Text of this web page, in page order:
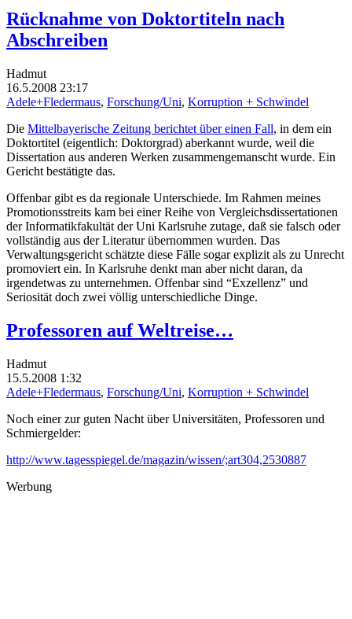
Rücknahme von Doktortiteln nach
Abschreiben
Hadmut
16.5.2008 23:17
Adele+Fledermaus, Forschung/Uni, Korruption + Schwindel
Die Mittelbayerische Zeitung berichtet über einen Fall, in dem ein
Doktortitel (eigentlich: Doktorgrad) aberkannt wurde, weil die
Dissertation aus anderen Werken zusammengemanscht wurde. Ein
Gericht bestätigte das.
Offenbar gibt es da regionale Unterschiede. Im Rahmen meines
Promotionsstreits kam bei einer Reihe von Vergleichsdissertationen
der Informatikfakultät der Uni Karlsruhe zutage, daß sie falsch oder
vollständig aus der Literatur übernommen wurden. Das
Verwaltungsgericht schätzte diese Fälle sogar explizit als zu Unrecht
promoviert ein. In Karlsruhe denkt man aber nicht daran, da
irgendetwas zu unternehmen. Offenbar sind “Exzellenz” und
Seriosität doch zwei völlig unterschiedliche Dinge.
Professoren auf Weltreise…
Hadmut
15.5.2008 1:32
Adele+Fledermaus, Forschung/Uni, Korruption + Schwindel
Noch einer zur guten Nacht über Universitäten, Professoren und
Schmiergelder:
http://www.tagesspiegel.de/magazin/wissen/;art304,2530887
Werbung